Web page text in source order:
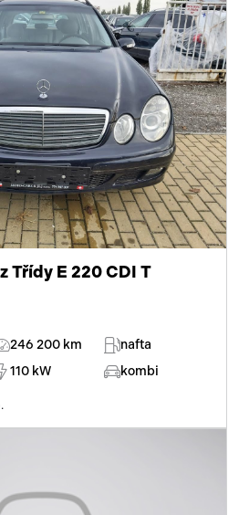
Třídy E 220 CDI T
246 200 km
nafta
110 kW kombi